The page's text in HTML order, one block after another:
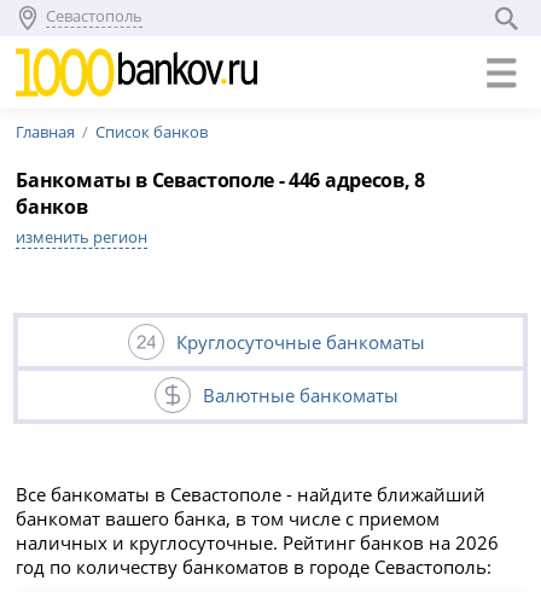
Севастополь
Главная Список банков
Банкоматы в Севастополе - 446 адресов, 8
банков
изменить регион
Круглосуточные банкоматы
Валютные банкоматы
Все банкоматы в Севастополе - найдите ближайший
банкомат вашего банка, в том числе с приемом
наличных и круглосуточные. Рейтинг банков на 2026
год по количеству банкоматов в городе Севастополь: